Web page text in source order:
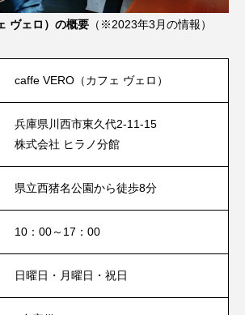
ヴェロ）の概要 （※2023年3月の情報）
caffe VERO（カフェ ヴェロ）
兵庫県川西市東久代2-11-15
株式会社 ヒラノ分館
県立西猪名公園から徒歩8分
10：00～17：00
日曜日・月曜日・祝日